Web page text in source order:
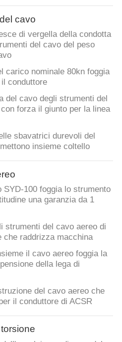
cavo
di vergella della condotta
del cavo del peso
carico nominale 80kn foggia
conduttore
del cavo degli strumenti del
forza il giunto per la linea
sbavatrici durevoli del
insieme coltello
SYD-100 foggia lo strumento
una garanzia da 1
strumenti del cavo aereo di
che raddrizza macchina
il cavo aereo foggia la
della lega di
del cavo aereo che
il conduttore di ACSR